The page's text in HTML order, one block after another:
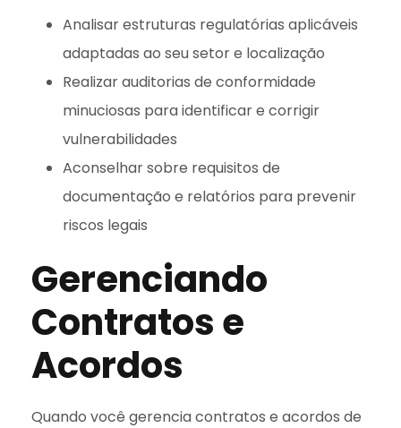
Analisar estruturas regulatórias aplicáveis
adaptadas ao seu setor e localização
Realizar auditorias de conformidade
minuciosas para identificar e corrigir
vulnerabilidades
Aconselhar sobre requisitos de
documentação e relatórios para prevenir
riscos legais
Gerenciando
Contratos e
Acordos
Quando você gerencia contratos e acordos de